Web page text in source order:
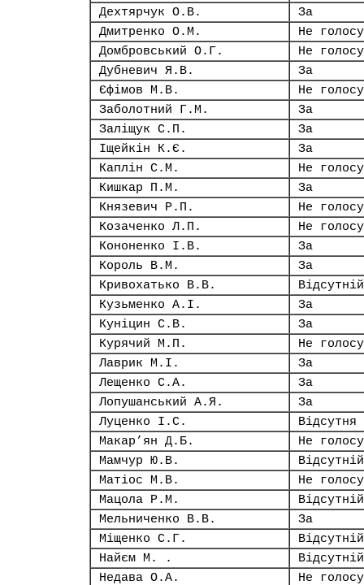
Дехтярчук О.В.
За
Дмитренко О.М.
Не
Домбровський О.Г.
Не
Дубневич Я.В.
За
Єфімов М.В.
Не
Заболотний Г.М.
За
Заліщук С.П.
За
Іщейкін К.Є.
За
Каплін С.М.
Не
Кишкар П.М.
За
Князевич Р.П.
Не
Козаченко Л.П.
Не
Кононенко І.В.
За
Король В.М.
За
Кривохатько В.В.
Відсутній
Кузьменко А.І.
За
Куніцин С.В.
За
Курячий М.П.
Не
Лаврик М.І.
За
Лещенко С.А.
За
Лопушанський А.Я.
За
Луценко І.С.
Відсутня
Макар’ян Д.Б.
Не
Мамчур Ю.В.
Відсутній
Матіос М.В.
Не
Мацола Р.М.
Відсутній
Мельниченко В.В.
За
Міщенко С.Г.
Відсутній
Найєм М. .
Відсутній
Недава О.А.
Не